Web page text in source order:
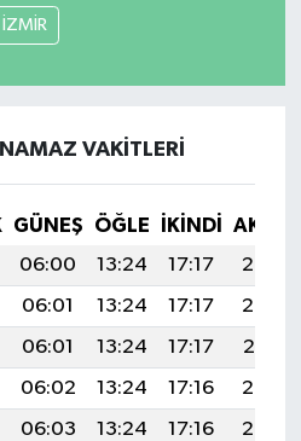
İZMİR
VAKITLERI
GÜNEŞ ÖĞLE İKINDI
06:00 13:24 17:17
20:38
06:01 13:24 17:17
20:38
06:01 13:24 17:17
20:37
06:02 13:24 17:16
20:36
06:03 13:24 17:16
20:35